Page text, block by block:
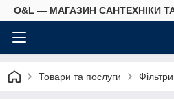
O&L — МАГАЗИН САНТЕХНІКИ
Товари та послуги